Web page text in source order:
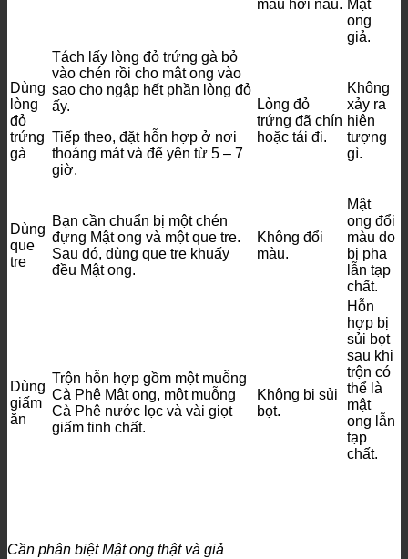
màu hơi nâu. Mật
ong
giả.
Dùng
lòng
đỏ
trứng
gà
Tách lấy lòng đỏ trứng gà bỏ
vào chén rồi cho mật ong vào
sao cho ngập hết phần lòng đỏ
ấy.
Tiếp theo, đặt hỗn hợp ở nơi
thoáng mát và để yên từ 5 – 7
giờ.
Lòng đỏ
trứng đã chín
hoặc tái đi.
Không
xảy ra
hiện
tượng
gì.
Dùng
que
tre
Bạn cần chuẩn bị một chén
đựng Mật ong và một que tre.
Sau đó, dùng que tre khuấy
đều Mật ong.
Không đổi
màu.
Mật
ong đổi
màu do
bị pha
lẫn tạp
chất.
Dùng
giấm
ăn
Trộn hỗn hợp gồm một muỗng
Cà Phê Mật ong, một muỗng
Cà Phê nước lọc và vài giọt
giấm tinh chất.
Không bị sủi
bọt.
Hỗn
hợp bị
sủi bọt
sau khi
trộn có
thể là
mật
ong lẫn
tạp
chất.
Cần phân biệt Mật ong thật và giả